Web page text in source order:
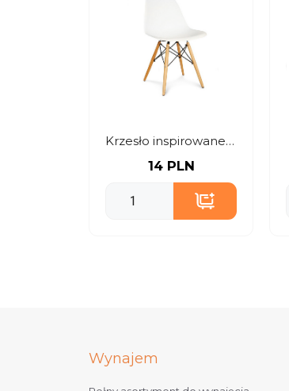
Krzesło inspirowane DSW – białe
14 PLN
Wynajem